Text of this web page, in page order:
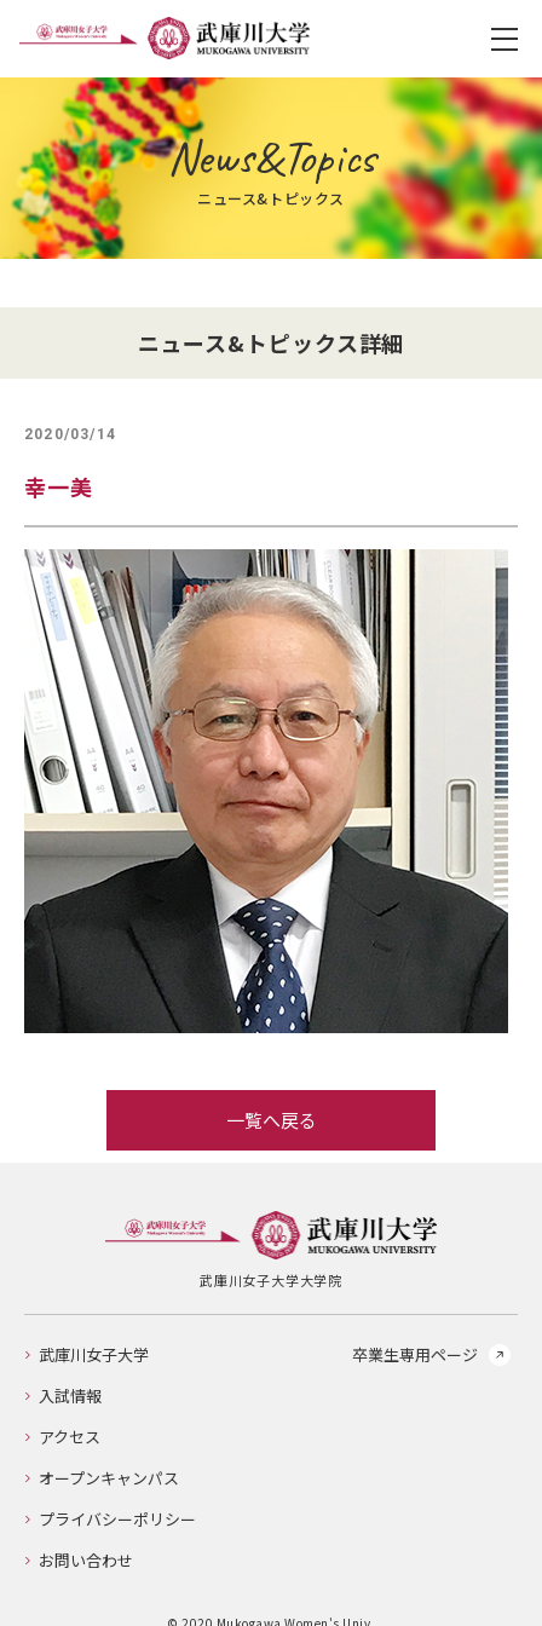
News&Topics
ニュース&トピックス
ニュース&トピックス詳細
2020/03/14
幸一美
一覧へ戻る
武庫川女子大学大学院
武庫川女子大学
入試情報
アクセス
オープンキャンパス
プライバシーポリシー
お問い合わせ
卒業生専用ページ